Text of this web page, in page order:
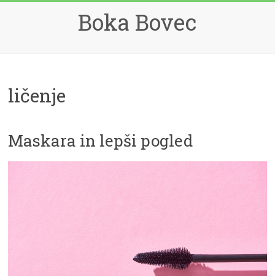
Boka Bovec
ličenje
Maskara in lepši pogled